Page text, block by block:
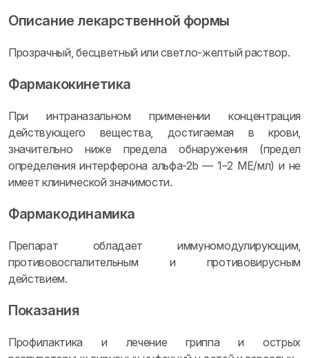
Описание лекарственной формы
Прозрачный, бесцветный или светло-желтый раствор.
Фармакокинетика
При интраназальном применении концентрация
действующего вещества, достигаемая в крови,
значительно ниже предела обнаружения (предел
определения интерферона альфа-2b — 1–2 МЕ/мл) и не
имеет клинической значимости.
Фармакодинамика
Препарат обладает иммуномодулирующим,
противовоспалительным и противовирусным
действием.
Показания
Профилактика и лечение гриппа и острых